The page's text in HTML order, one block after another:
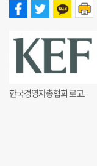
한국경영자총협회 로고.